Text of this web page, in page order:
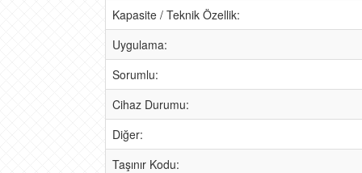
Kapasite / Teknik Özellik:
Uygulama:
Sorumlu:
Cihaz Durumu:
Diğer:
Taşınır Kodu: